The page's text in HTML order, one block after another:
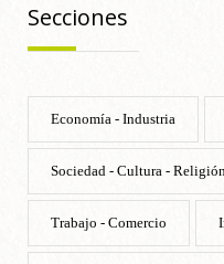
Secciones
Economía - Industria
Sociedad - Cultura - Religión
Trabajo - Comercio